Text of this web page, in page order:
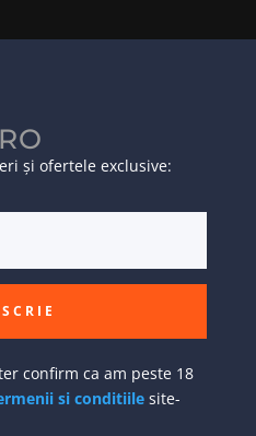
și ofertele exclusive:
confirm ca am peste 18
si conditiilesite-